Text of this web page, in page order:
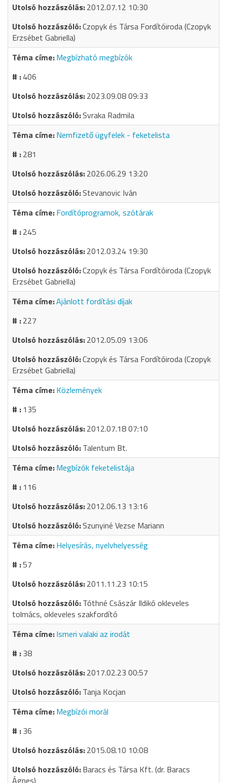
2012.07.12 10:30
Czopyk és Társa Fordítóiroda (Czopyk
Erzsébet Gabriella)
Megbízható megbízók
406
2023.09.08 09:33
Svraka Radmila
Nemfizető ügyfelek - feketelista
281
2026.06.29 13:20
Stevanovic Iván
Fordítóprogramok, szótárak
245
2012.03.24 19:30
Czopyk és Társa Fordítóiroda (Czopyk
Erzsébet Gabriella)
Ajánlott fordítási díjak
227
2012.05.09 13:06
Czopyk és Társa Fordítóiroda (Czopyk
Erzsébet Gabriella)
Közlemények
135
2012.07.18 07:10
Talentum Bt.
Megbízók feketelistája
116
2012.06.13 13:16
Szunyiné Vezse Mariann
Helyesírás, nyelvhelyesség
57
2011.11.23 10:15
Tóthné Császár Ildikó okleveles
tolmács, okleveles szakfordító
Ismeri valaki az irodát
38
2017.02.23 00:57
Tanja Kocjan
Megbízói morál
36
2015.08.10 10:08
Baracs és Társa Kft. (dr. Baracs
Ágnes)